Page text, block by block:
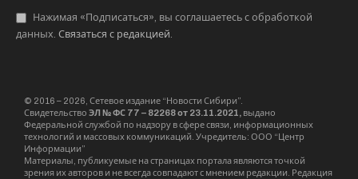
Всего, на данный момент, по словам Крюкова,
выпущено более двадцати самолетов. Базовая
машину по схеме лизинга.
В первую сделку вошла компания ВТБ лизинг,
рассказал Крюков. Но базовой компанией по